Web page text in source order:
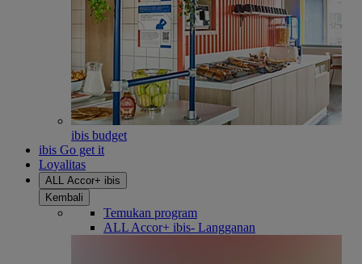
ibis budget
ibis Go get it
Loyalitas
ALL Accor+ ibis
Kembali
Temukan program
ALL Accor+ ibis- Langganan